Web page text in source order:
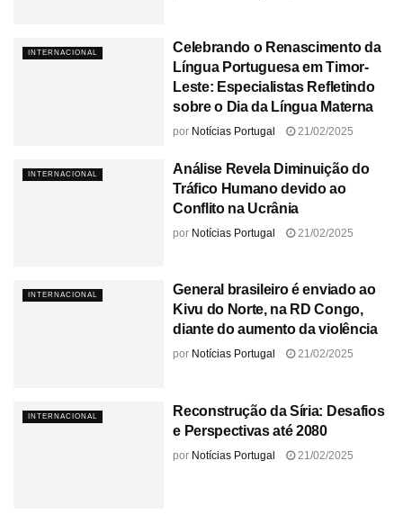
INTERNACIONAL
Celebrando o Renascimento da
Língua Portuguesa em Timor-
Leste: Especialistas Refletindo
sobre o Dia da Língua Materna
por Notícias Portugal 21/02/2025
INTERNACIONAL
Análise Revela Diminuição do
Tráfico Humano devido ao
Conflito na Ucrânia
por Notícias Portugal 21/02/2025
INTERNACIONAL
General brasileiro é enviado ao
Kivu do Norte, na RD Congo,
diante do aumento da violência
por Notícias Portugal 21/02/2025
INTERNACIONAL
Reconstrução da Síria: Desafios
e Perspectivas até 2080
por Notícias Portugal 21/02/2025